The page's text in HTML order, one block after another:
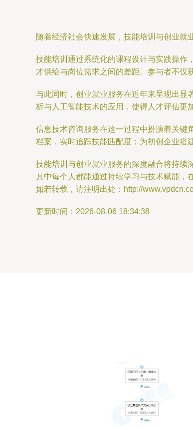
随着经济社会快速发展，技能培训与创业就
技能培训通过系统化的课程设计与实践操作
才供给与岗位需求之间的差距。参与者不仅
与此同时，创业就业服务在近年来呈现出显
析与人工智能技术的应用，使得人才评估更
信息技术咨询服务在这一过程中扮演着关键
档案，实时追踪技能匹配度；为初创企业搭
技能培训与创业就业服务的深度融合将持续
其中每个人都能通过持续学习与技术赋能，
如若转载，请注明出处：http://
更新时间：2026-08-06 18:34:38